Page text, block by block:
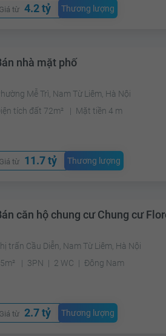
Giá từ 4.2 tỷ Thương lượng
nhà mặt phố
Mễ Trì, Nam Từ Liêm, Hà Nội
tích đất 72m²
Mặt tiền 4 m
Giá từ 11.7 tỷ Thương lượng
căn hộ chung cư Chung cư
trấn Cầu Diễn, Nam Từ Liêm, Hà Nội
3PN 2 WC Đông Nam
Giá từ 2.7 tỷ Thương lượng